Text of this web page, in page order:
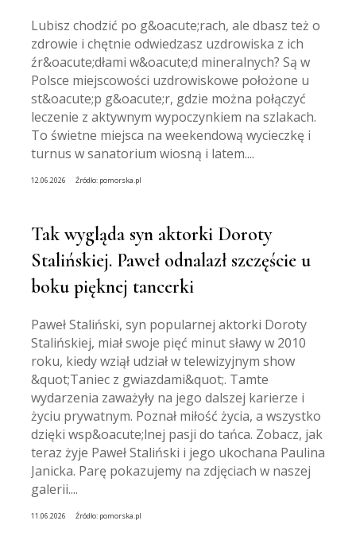
Lubisz chodzić po g&oacute;rach, ale dbasz też o
zdrowie i chętnie odwiedzasz uzdrowiska z ich
źr&oacute;dłami w&oacute;d mineralnych? Są w
Polsce miejscowości uzdrowiskowe położone u
st&oacute;p g&oacute;r, gdzie można połączyć
leczenie z aktywnym wypoczynkiem na szlakach.
To świetne miejsca na weekendową wycieczkę i
turnus w sanatorium wiosną i latem....
12.06.2026 Źródło: pomorska.pl
Tak wygląda syn aktorki Doroty
Stalińskiej. Paweł odnalazł szczęście u
boku pięknej tancerki
Paweł Staliński, syn popularnej aktorki Doroty
Stalińskiej, miał swoje pięć minut sławy w 2010
roku, kiedy wziął udział w telewizyjnym show
&quot;Taniec z gwiazdami&quot;. Tamte
wydarzenia zaważyły na jego dalszej karierze i
życiu prywatnym. Poznał miłość życia, a wszystko
dzięki wsp&oacute;lnej pasji do tańca. Zobacz, jak
teraz żyje Paweł Staliński i jego ukochana Paulina
Janicka. Parę pokazujemy na zdjęciach w naszej
galerii....
11.06.2026 Źródło: pomorska.pl